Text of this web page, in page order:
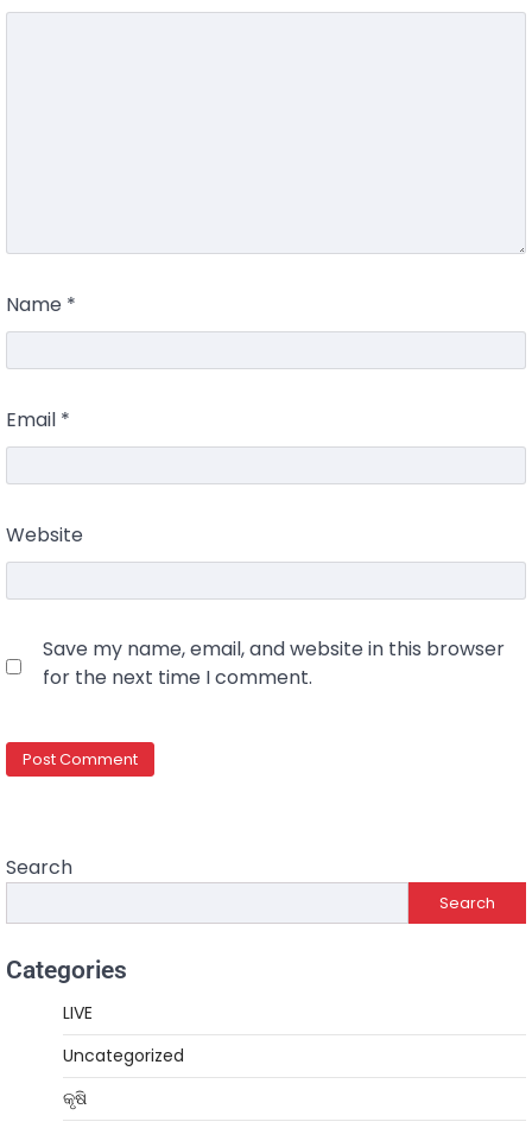
Name *
Email *
Website
Save my name, email, and website in this browser
for the next time I comment.
Search
Search
Categories
LIVE
Uncategorized
କୃଷି